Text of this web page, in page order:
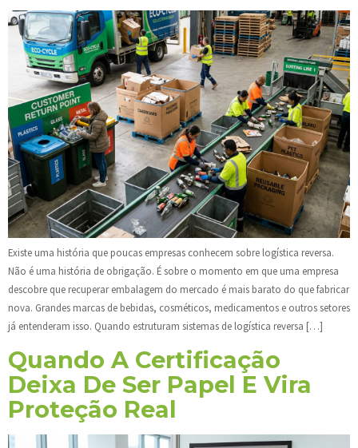
Existe uma história que poucas empresas conhecem sobre logística reversa.
Não é uma história de obrigação. É sobre o momento em que uma empresa
descobre que recuperar embalagem do mercado é mais barato do que fabricar
nova. Grandes marcas de bebidas, cosméticos, medicamentos e outros setores
já entenderam isso. Quando estruturam sistemas de logística reversa […]
Quando A Certificação
Deixa De Ser Papel E Vira
Proteção Real